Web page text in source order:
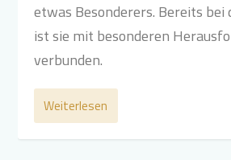
etwas Besonderers. Bereits bei
ist sie mit besonderen
verbunden.
Weiterlesen